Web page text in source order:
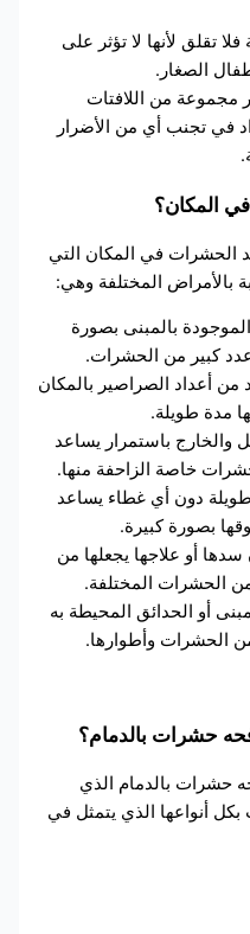
فلا تقلق لأنها لا تؤثر على
الصغار.
مجموعة من اللافتات
في تجنب أي من الأضرار
المكان؟
الحشرات في المكان التي
بالأمراض المختلفة وهي:
بالمبنى بصورة
كبير من الحشرات.
من أعداد الصراصير بالمكان
مدة طويلة.
باستمرار يساعد
خاصة الزاحفة منها.
دون أي غطاء يساعد
بصورة كبيرة.
أو علاجها يجعلها من
من الحشرات المختلفة.
أو الحدائق المحيطة به
الحشرات وأطوارها.
حشرات بالدمام؟
حشرات بالدمام الذي
أنواعها الذي يتمثل في